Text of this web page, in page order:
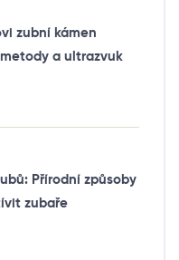
zubní kámen
a ultrazvuk
Přírodní způsoby
zubaře